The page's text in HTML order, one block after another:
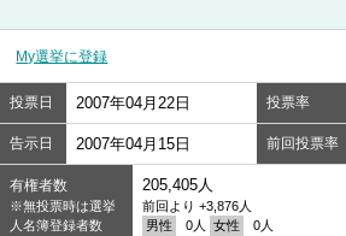
My選挙に登録
投票日 2007年04月22日 投票率
告示日 2007年04月15日 前回投票率
有権者数
※無投票時は選挙
人名簿登録者数
205,405人
前回より +3,876人
男性
0人 女性 0人